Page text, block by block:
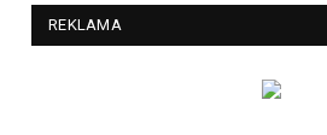
REKLAMA